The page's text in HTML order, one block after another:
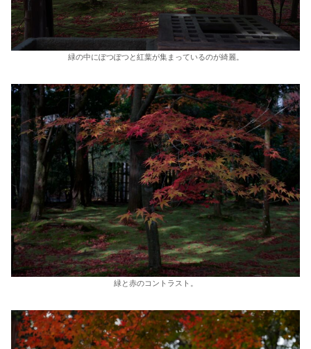
緑の中にぽつぽつと紅葉が集まっているのが綺麗。
緑と赤のコントラスト。